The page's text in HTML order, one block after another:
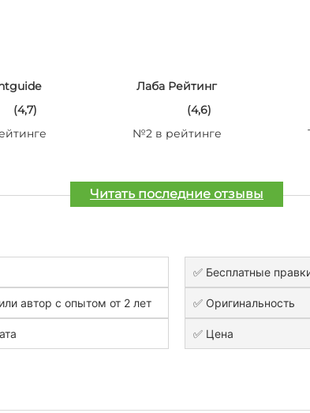
(4,7)
Лаба Рейтинг
(4,6)
№2 в рейтинге
Читать последние отзывы
✅ Бесплатные
автор с опытом от 2 лет ✅ Оригинальность
✅ Цена